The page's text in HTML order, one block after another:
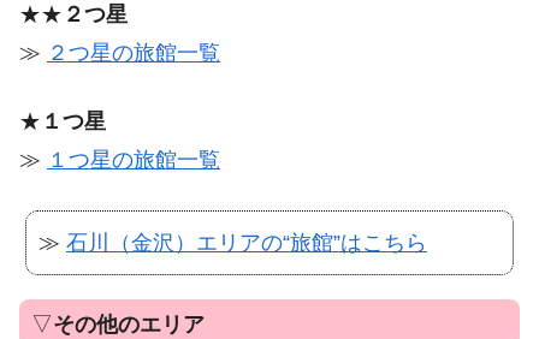
★★ ２つ星
≫ ２つ星の旅館一覧
★ １つ星
≫ １つ星の旅館一覧
≫ 石川（金沢）エリアの“旅館”はこちら
▽その他のエリア